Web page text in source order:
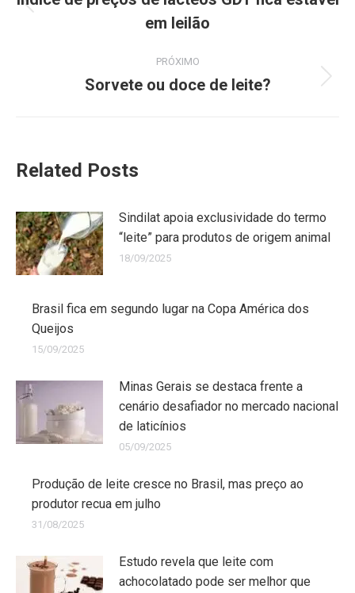
em leilão
PRÓXIMO
Sorvete ou doce de leite?
Related Posts
Sindilat apoia exclusividade do termo
“leite” para produtos de origem animal
18/09/2025
Brasil fica em segundo lugar na Copa América dos
Queijos
15/09/2025
Minas Gerais se destaca frente a
cenário desafiador no mercado nacional
de laticínios
05/09/2025
Produção de leite cresce no Brasil, mas preço ao
produtor recua em julho
31/08/2025
Estudo revela que leite com
achocolatado pode ser melhor que